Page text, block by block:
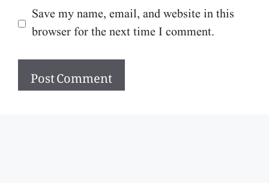
Save my name, email, and website in this
browser for the next time I comment.